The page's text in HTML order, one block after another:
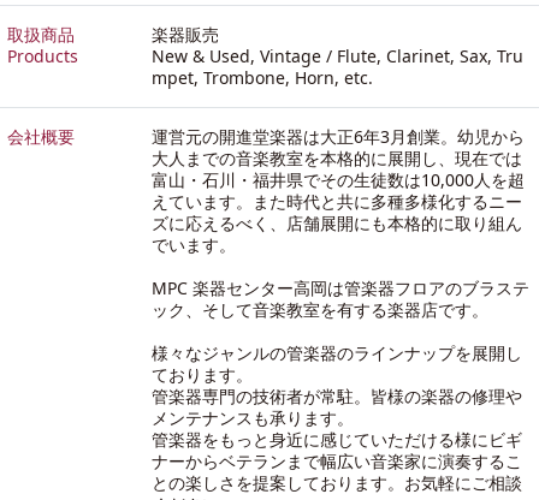
取扱商品
Products
楽器販売
New & Used, Vintage / Flute, Clarinet, Sax, Tru
mpet, Trombone, Horn, etc.
会社概要
運営元の開進堂楽器は大正6年3月創業。幼児から
大人までの音楽教室を本格的に展開し、現在では
富山・石川・福井県でその生徒数は10,000人を超
えています。また時代と共に多種多様化するニー
ズに応えるべく、店舗展開にも本格的に取り組ん
でいます。
MPC 楽器センター高岡は管楽器フロアのブラステ
ック、そして音楽教室を有する楽器店です。
様々なジャンルの管楽器のラインナップを展開し
ております。
管楽器専門の技術者が常駐。皆様の楽器の修理や
メンテナンスも承ります。
管楽器をもっと身近に感じていただける様にビギ
ナーからベテランまで幅広い音楽家に演奏するこ
との楽しさを提案しております。お気軽にご相談